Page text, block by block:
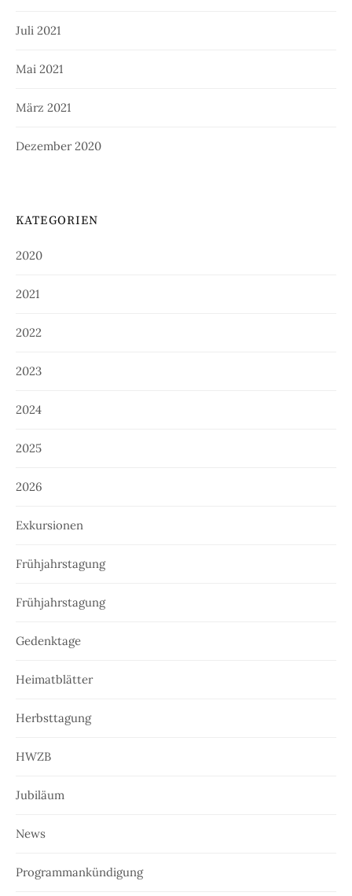
Juli 2021
Mai 2021
März 2021
Dezember 2020
KATEGORIEN
2020
2021
2022
2023
2024
2025
2026
Exkursionen
Frühjahrstagung
Frühjahrstagung
Gedenktage
Heimatblätter
Herbsttagung
HWZB
Jubiläum
News
Programmankündigung